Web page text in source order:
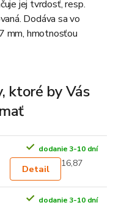
jej tvrdosť, resp.
Dodáva sa vo
mm, hmotnosťou
ktoré by Vás
dodanie 3-10 dní
Detail 16,87
dodanie 3-10 dní